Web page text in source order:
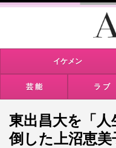
イケメン
芸 能 ラ ブ
東出昌大を「
倒した上沼恵